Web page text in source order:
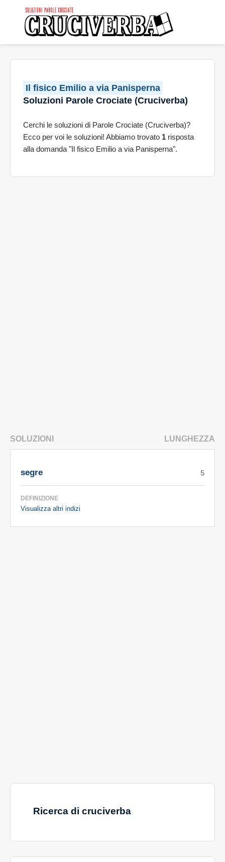
Il fisico Emilio a via Panisperna
Soluzioni Parole Crociate (Cruciverba)
Cerchi le soluzioni di Parole Crociate (Cruciverba)?
Ecco per voi le soluzioni! Abbiamo trovato 1 risposta
alla domanda "Il fisico Emilio a via Panisperna".
SOLUZIONI LUNGHEZZA
segre
DEFINIZIONE
Visualizza altri indizi
5
Ricerca di cruciverba